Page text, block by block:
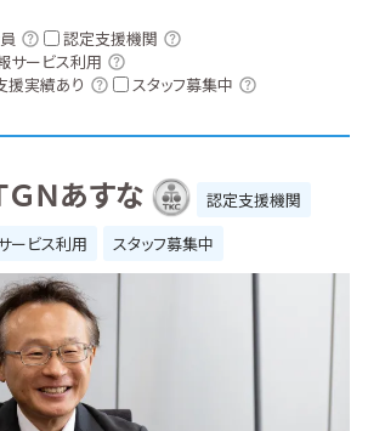
認定支援機関
サービス利用
援実績あり
スタッフ募集中
Ｎあすな
認定支援機関
ービス利用
スタッフ募集中